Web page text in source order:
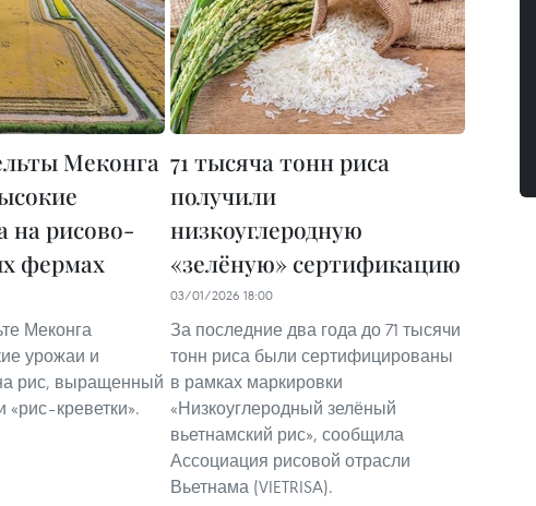
Меконга
на рисово-
фермах
Меконга
урожаи и
рис, выращенный
71 тысяча тонн риса
получили
низкоуглеродную
«зелёную» сертификацию
03/01/2026 18:00
За последние два года до 71 тысячи
тонн риса были сертифицированы
в рамках маркировки
«Низкоуглеродный зелёный
вьетнамский рис», сообщила
Ассоциация рисовой отрасли
Вьетнама (VIETRISA).